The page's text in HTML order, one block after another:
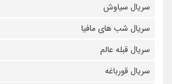
سریال سیاوش
سریال شب های مافیا
سریال قبله عالم
سریال قورباغه